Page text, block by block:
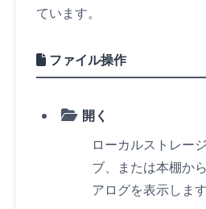
ています。
ファイル操作
開く
ローカルストレー
ブ、または本棚か
アログを表示します